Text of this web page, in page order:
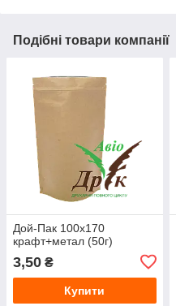
Подібні товари компанії
Дой-Пак 100х170
крафт+метал (50г)
3,50 ₴
Купити